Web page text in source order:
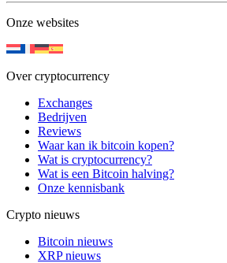
Onze websites
Over cryptocurrency
Exchanges
Bedrijven
Reviews
Waar kan ik bitcoin kopen?
Wat is cryptocurrency?
Wat is een Bitcoin halving?
Onze kennisbank
Crypto nieuws
Bitcoin nieuws
XRP nieuws